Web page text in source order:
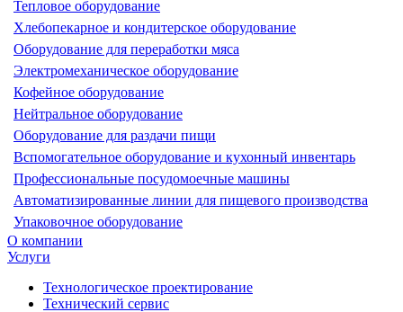
Тепловое оборудование
Хлебопекарное и кондитерское оборудование
Оборудование для переработки мяса
Электромеханическое оборудование
Кофейное оборудование
Нейтральное оборудование
Оборудование для раздачи пищи
Вспомогательное оборудование и кухонный инвентарь
Профессиональные посудомоечные машины
Автоматизированные линии для пищевого производства
Упаковочное оборудование
О компании
Услуги
Технологическое проектирование
Технический сервис